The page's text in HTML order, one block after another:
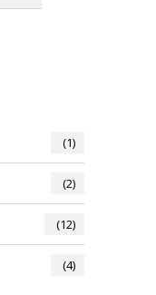
(1)
(2)
(12)
(4)